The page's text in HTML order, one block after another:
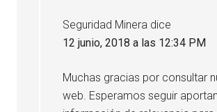
Seguridad Minera dice
12 junio, 2018 a las 12:34 PM
Muchas gracias por consultar
web. Esperamos seguir